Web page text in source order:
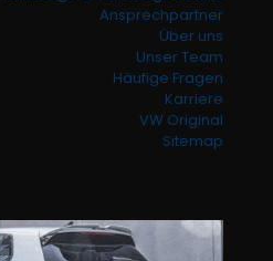
Ansprechpartner
Über uns
Unser Team
Häufige Fragen
Karriere
VW Original
Sitemap